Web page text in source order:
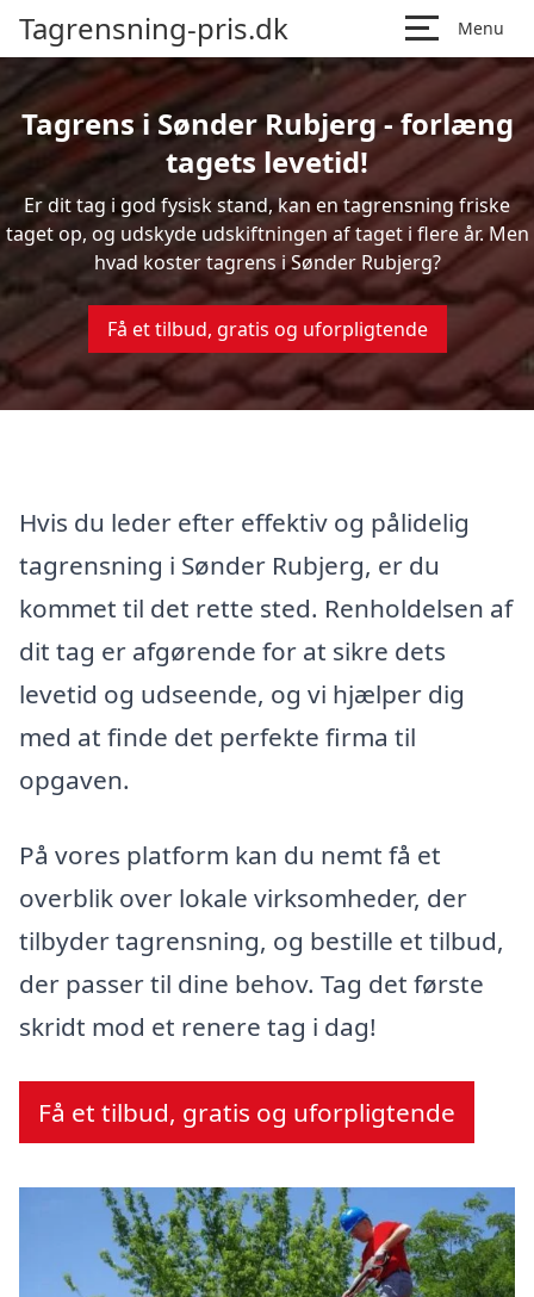
Tagrensning-pris.dk Menu
Tagrens i Sønder Rubjerg - forlæng
tagets levetid!
Er dit tag i god fysisk stand, kan en tagrensning friske
taget op, og udskyde udskiftningen af taget i flere år. Men
hvad koster tagrens i Sønder Rubjerg?
Få et tilbud, gratis og uforpligtende
Hvis du leder efter effektiv og pålidelig
tagrensning i Sønder Rubjerg, er du
kommet til det rette sted. Renholdelsen af
dit tag er afgørende for at sikre dets
levetid og udseende, og vi hjælper dig
med at finde det perfekte firma til
opgaven.
På vores platform kan du nemt få et
overblik over lokale virksomheder, der
tilbyder tagrensning, og bestille et tilbud,
der passer til dine behov. Tag det første
skridt mod et renere tag i dag!
Få et tilbud, gratis og uforpligtende